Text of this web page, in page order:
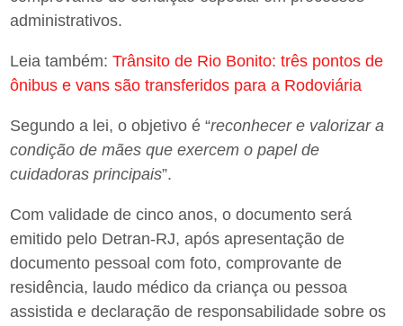
administrativos.
Leia também:Trânsito de Rio Bonito: três pontos de
ônibus e vans são transferidos para a Rodoviária
Segundo a lei, o objetivo é “reconhecer e valorizar a
condição de mães que exercem o papel de
cuidadoras principais”.
Com validade de cinco anos, o documento será
emitido pelo Detran-RJ, após apresentação de
documento pessoal com foto, comprovante de
residência, laudo médico da criança ou pessoa
assistida e declaração de responsabilidade sobre os